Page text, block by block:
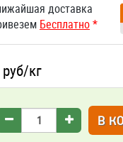
доставка
Бесплатно*
руб/кг
В